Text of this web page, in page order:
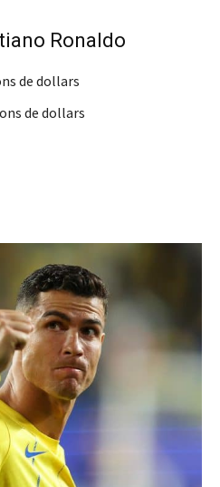
Ronaldo
de dollars
de dollars